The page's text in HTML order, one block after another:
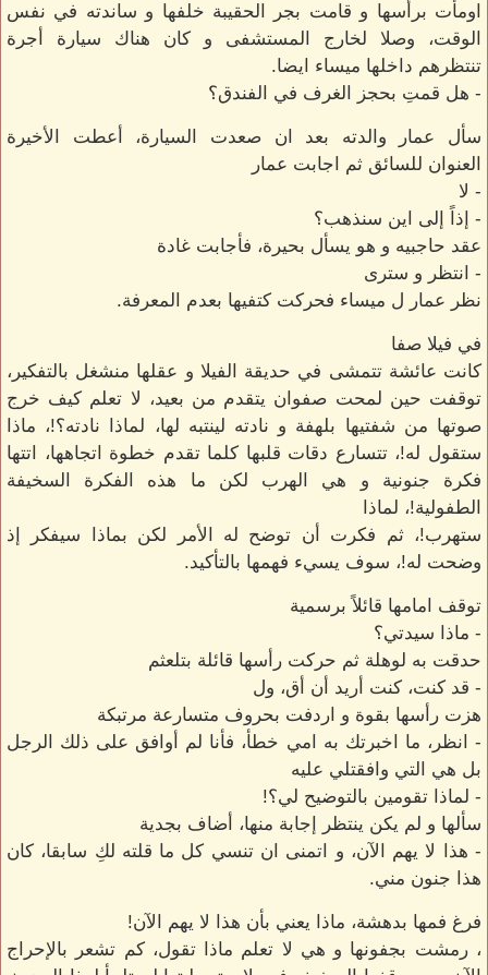
اومأت برأسها و قامت بجر الحقيبة خلفها و ساندته في نفس
الوقت، وصلا لخارج المستشفى و كان هناك سيارة أجرة
تنتظرهم داخلها ميساء ايضا.
- هل قمتِ بحجز الغرف في الفندق؟
سأل عمار والدته بعد ان صعدت السيارة، أعطت الأخيرة
العنوان للسائق ثم اجابت عمار
- لا
- إذاً إلى اين سنذهب؟
عقد حاجبيه و هو يسأل بحيرة، فأجابت غادة
- انتظر و سترى
نظر عمار ل ميساء فحركت كتفيها بعدم المعرفة.
في فيلا صفا
كانت عائشة تتمشى في حديقة الفيلا و عقلها منشغل بالتفكير،
توقفت حين لمحت صفوان يتقدم من بعيد، لا تعلم كيف خرج
صوتها من شفتيها بلهفة و نادته لينتبه لها، لماذا نادته؟!، ماذا
ستقول له!، تتسارع دقات قلبها كلما تقدم خطوة اتجاهها، اتتها
فكرة جنونية و هي الهرب لكن ما هذه الفكرة السخيفة
الطفولية!، لماذا
ستهرب!، ثم فكرت أن توضح له الأمر لكن بماذا سيفكر إذ
وضحت له!، سوف يسيء فهمها بالتأكيد.
توقف امامها قائلاً برسمية
- ماذا سيدتي؟
حدقت به لوهلة ثم حركت رأسها قائلة بتلعثم
- قد كنت، كنت أريد أن أق، ول
هزت رأسها بقوة و اردفت بحروف متسارعة مرتبكة
- انظر، ما اخبرتك به امي خطأ، فأنا لم أوافق على ذلك الرجل
بل هي التي وافقتلي عليه
- لماذا تقومين بالتوضيح لي؟!
سألها و لم يكن ينتظر إجابة منها، أضاف بجدية
- هذا لا يهم الآن، و اتمنى ان تنسي كل ما قلته لكِ سابقا، كان
هذا جنون مني.
فرغ فمها بدهشة، ماذا يعني بأن هذا لا يهم الآن!
، رمشت بجفونها و هي لا تعلم ماذا تقول، كم تشعر بالإحراج